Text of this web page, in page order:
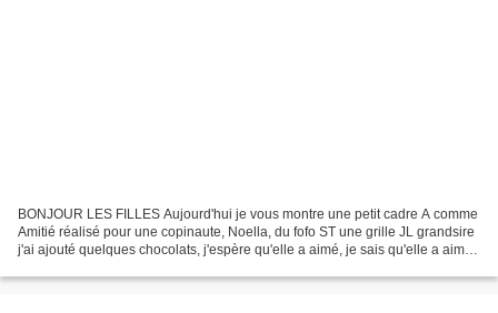
BONJOUR LES FILLES Aujourd'hui je vous montre une petit cadre A comme
Amitié réalisé pour une copinaute, Noella, du fofo ST une grille JL grandsire
j'ai ajouté quelques chocolats, j'espère qu'elle a aimé, je sais qu'elle a aimé,